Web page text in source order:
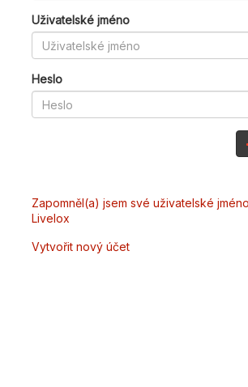
Uživatelské jméno
Heslo
Zapomněl(a) jsem své uživatelské
Livelox
Vytvořit nový účet